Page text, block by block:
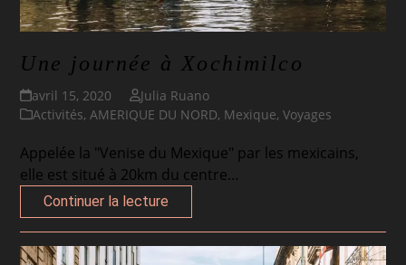
Une journée à Xochimilco
avril 15, 2020
Julia Ruano
Activités,AMERIQUE DU NORD, Mexique,Voyages
Appelée la "Venise du Mexique" par les mexicains,
elle est situé à 20km du centre…
Continuer la lecture